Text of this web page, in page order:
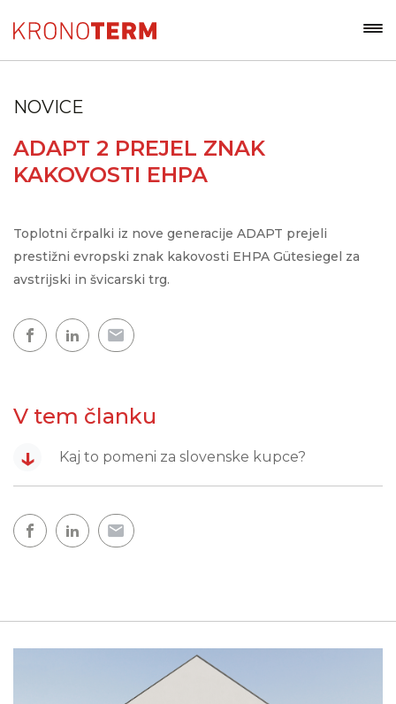
NOVICE
ADAPT 2 PREJEL ZNAK
KAKOVOSTI EHPA
Toplotni črpalki iz nove generacije ADAPT prejeli
prestižni evropski znak kakovosti EHPA Gütesiegel za
avstrijski in švicarski trg.
V tem članku
↓ Kaj to pomeni za slovenske kupce?